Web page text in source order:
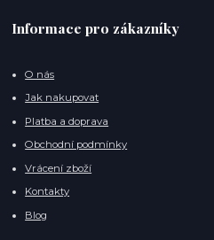
Informace pro zákazníky
O nás
Jak nakupovat
Platba a doprava
Obchodní podmínky
Vrácení zboží
Kontakty
Blog